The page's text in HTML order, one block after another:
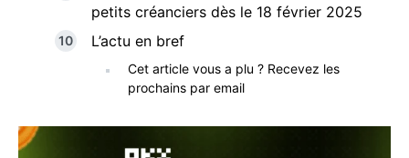
petits créanciers dès le 18 février 2025
L’actu en bref
Cet article vous a plu ? Recevez les
prochains par email